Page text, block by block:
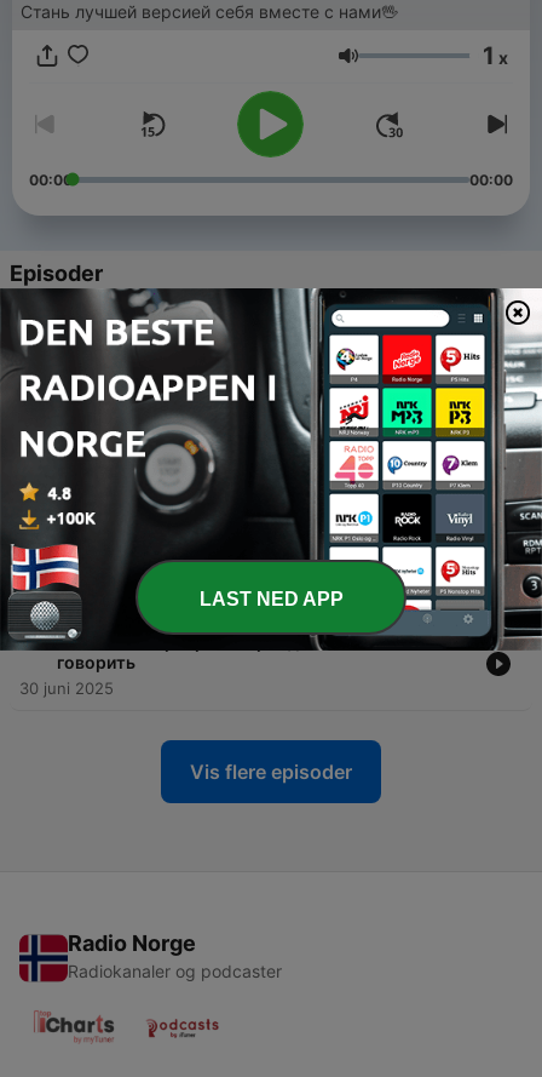
Стань лучшей версией себя вместе с нами🖖
Volum 1 x
00:00 00:00
Episoder
22 - Новый год по-русски
11 jan. 2026
- Первый день в университете: что нужно знать
24 aug. 2025
20 - Территория будущего. Москва 2030
17 aug. 2025
19 - Учёба в российском вузе: как всё устроено
10 aug. 2025
18 - Языковой барьер: как преодолеть и начать
говорить
30 juni 2025
Vis flere episoder
Radio Norge
Radiokanaler og podcaster
LAST NED APP